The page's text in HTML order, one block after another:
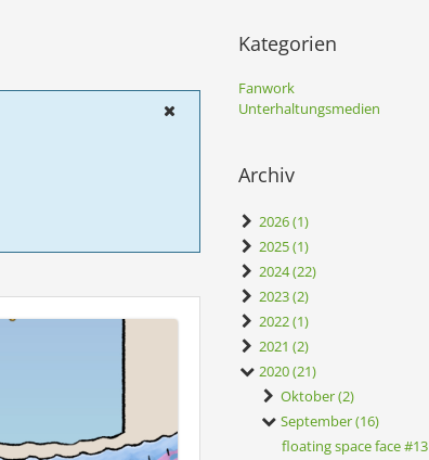
Kategorien
Fanwork
Unterhaltungsmedien
Archiv
2026 (1)
2025 (1)
2024 (22)
2023 (2)
2022 (1)
2021 (2)
2020 (21)
Oktober (2)
September (16)
floating space face #13